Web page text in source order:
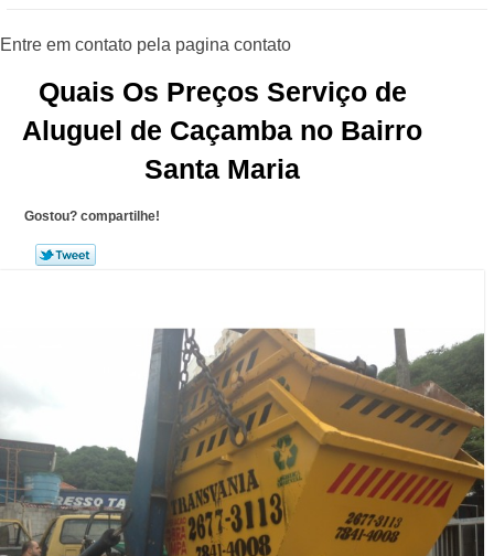
Quais Os Preços Serviço de
Aluguel de Caçamba no Bairro
Santa Maria
Gostou? compartilhe!